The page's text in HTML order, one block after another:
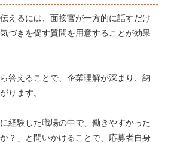
えるには、面接官が一方的に話すだけ
づきを促す質問を用意することが効果
答えることで、企業理解が深まり、納
ります。
経験した職場の中で、働きやすかった
？」と問いかけることで、応募者自身